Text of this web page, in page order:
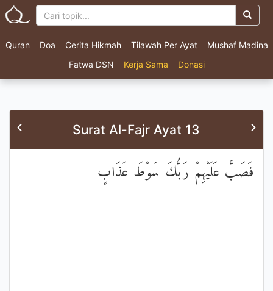
Quran Doa Cerita Hikmah Tilawah Per Ayat
Mushaf Madina
Fatwa DSN
Kerja Sama Donasi
Surat Al-Fajr Ayat 13
فَصَبَّ عَلَيْهِمْ رَبُّكَ سَوْطَ عَذَابٍ